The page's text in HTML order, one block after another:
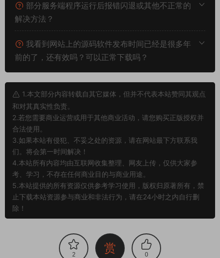
部分服务端程序运行后报错闪退或其他不正常的
解决方法？
我看到网站上的源码软件发布时间已经是很多年
前的了，还有效吗？可以正常下载吗？
1.本文部分内容转载自其它媒体，但并不代表本站赞同其观点
和对其真实性负责。
2.若您需要商业运营或用于其他商业活动，请您购买正版授权并
合法使用。
3.如果本站有侵犯、不妥之处的资源，请在网站最下方联系我
们。将会第一时间解决！
4.本站所有内容均由互联网收集整理、网友上传，仅供大家参
考、学习，不存在任何商业目的与商业用途。
5.本站提供的所有资源仅供参考学习使用，版权归原著所有，禁
止下载本站资源参与商业和非法行为，请在24小时之内自行删
除！
2 赏 0